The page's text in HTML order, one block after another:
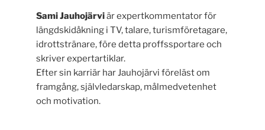
Sami Jauhojärviär expertkommentator för
längdskidåkning i TV, talare, turismföretagare,
idrottstränare, före detta proffssportare och
skriver expertartiklar.
Efter sin karriär har Jauhojärvi föreläst om
framgång, självledarskap, målmedvetenhet
och motivation.